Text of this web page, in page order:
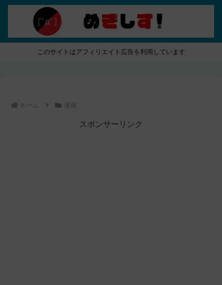
このサイトはアフィリエイト広告を利用しています
ホーム 漫画
スポンサーリンク